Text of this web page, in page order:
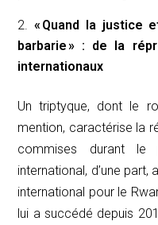
« Quand la justice
barbarie » : de la
internationaux
Un triptyque, dont le
mention, caractérise la
commises durant le
international, d’une part,
international pour le
lui a succédé depuis